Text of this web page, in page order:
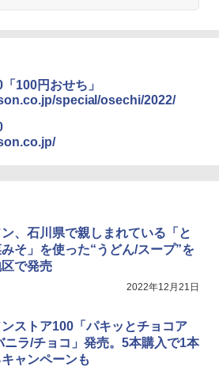
100円おせち」
special/osechi/2022/
ン、石川県で親しまれている「と
みそ」を使った“うどん/スープ”を
で発売
2022年12月21日
ンストア100「パキッとチョコア
ニラ/チョコ」発売。5本購入で1本
ャンペーンも